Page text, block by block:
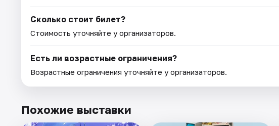
Сколько стоит билет?
Стоимость уточняйте у организаторов.
Есть ли возрастные ограничения?
Возрастные ограничения уточняйте у организаторов.
Похожие выставки